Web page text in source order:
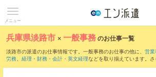
メニュー
兵庫県淡路市 ×一般事務のお仕事一覧
淡路市の派遣のお仕事情報です。一般事務のお仕事の他に、 営
労務、 経理・財務・会計・英文経理などを取り揃えています。さ